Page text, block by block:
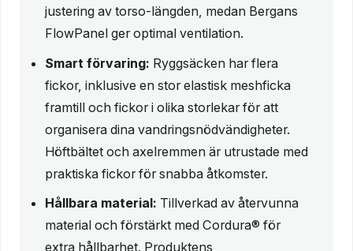
justering av torso-längden, medan Bergans
FlowPanel ger optimal ventilation.
Smart förvaring: Ryggsäcken har flera
fickor, inklusive en stor elastisk meshficka
framtill och fickor i olika storlekar för att
organisera dina vandringsnödvändigheter.
Höftbältet och axelremmen är utrustade med
praktiska fickor för snabba åtkomster.
Hållbara material: Tillverkad av återvunna
material och förstärkt med Cordura® för
extra hållbarhet. Produktens